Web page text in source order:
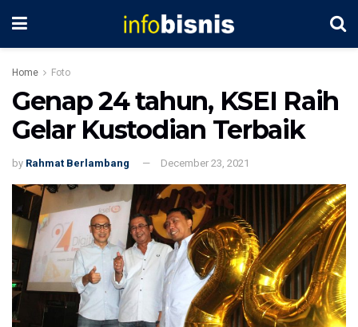
Home Foto
Genap 24 tahun, KSEI Raih
Gelar Kustodian Terbaik
by Rahmat Berlambang December 23, 2021